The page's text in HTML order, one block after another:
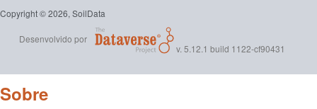
Copyright © 2026, SoilData
Desenvolvido por
v. 5.12.1 build 1122-cf90431
Sobre